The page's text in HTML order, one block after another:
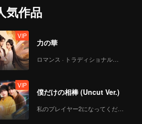
《脱口秀大会-第四季》
EP03上集 第二版
《脱口秀大会-第四季》
EP03下集 第一版.mp4
気作品
VIP
力の華
ロマンス · トラディショナル・コスチューム
VIP
僕だけの相棒 (Uncut Ver.)
私のプレイヤー2になってください